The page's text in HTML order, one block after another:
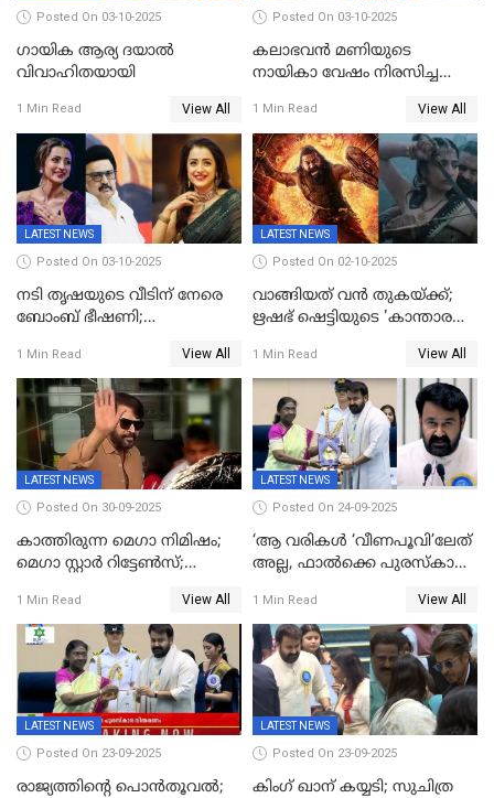
Posted On 03-10-2025
ഗായിക ആര്യ ദയാൽ
വിവാഹിതയായി
1 Min Read View All
Posted On 03-10-2025
കലാഭവൻ മണിയുടെ
നായികാ വേഷം നിരസിച്ച
നടി ദിവ്യ ഉണ്ണിയല്ലെന്നും
സമൂഹമാധ്യമത്തിൽ കുറിപ്പ്
1 Min Read View All
LATEST NEWS
Posted On 03-10-2025
നടി തൃഷയുടെ വീടിന് നേരെ
ബോംബ് ഭീഷണി;
കണ്ടെത്തൽ
1 Min Read View All
LATEST NEWS
Posted On 02-10-2025
വാങ്ങിയത് വൻ തുകയ്ക്ക്;
ഋഷഭ് ഷെട്ടിയുടെ 'കാന്താര
കാണാം
1 Min Read View All
LATEST NEWS
Posted On 30-09-2025
കാത്തിരുന്ന മെഗാ നിമിഷം;
മെഗാ സ്റ്റാർ റിട്ടേൺസ്;
ക്യാമറയ്ക്ക് മുന്നിലേക്ക്
1 Min Read View All
LATEST NEWS
Posted On 24-09-2025
‘ആ വരികള്‍ ‘വീണപൂവി’ലേത്
അല്ല, ഫാൽക്കെ പുരസ്‌കാരം
മോഹന്‍ലാല്‍ ഉദ്ധരിച്ച
വരികളെ ചൊല്ലി
സാമൂഹികമാധ്യമങ്ങളില്‍
ചര്‍ച്ച
1 Min Read View All
LATEST NEWS
Posted On 23-09-2025
രാജ്യത്തിന്റെ പൊൻതൂവൽ;
LATEST NEWS
Posted On 23-09-2025
കിംഗ് ഖാന് കയ്യടി; സുചിത്ര